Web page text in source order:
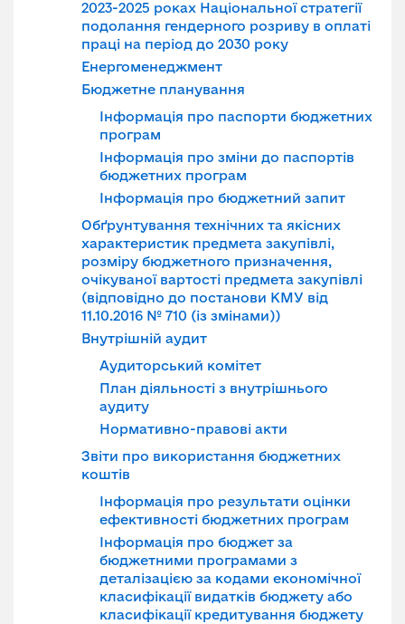
2023-2025 роках Національної стратегії
подолання гендерного розриву в оплаті
праці на період до 2030 року
Енергоменеджмент
Бюджетне планування
Інформація про паспорти бюджетних
програм
Інформація про зміни до паспортів
бюджетних програм
Інформація про бюджетний запит
Обґрунтування технічних та якісних
характеристик предмета закупівлі,
розміру бюджетного призначення,
очікуваної вартості предмета закупівлі
(відповідно до постанови КМУ від
11.10.2016 № 710 (із змінами))
Внутрішній аудит
Аудиторський комітет
План діяльності з внутрішнього
аудиту
Нормативно-правові акти
Звіти про використання бюджетних
коштів
Інформація про результати оцінки
ефективності бюджетних програм
Інформація про бюджет за
бюджетними програмами з
деталізацією за кодами економічної
класифікації видатків бюджету або
класифікації кредитування бюджету